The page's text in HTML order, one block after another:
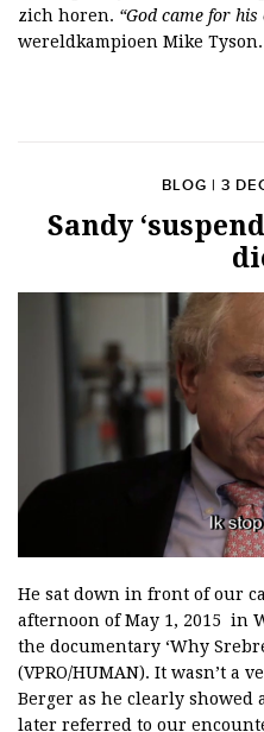
zich horen. “God came for his
wereldkampioen Mike Tyson.
BLOG | 3
Sandy
He sat down in front of our
afternoon of May 1, 2015 in
the documentary ‘Why
(VPRO/HUMAN). It wasn’t a
Berger as he clearly showed
later referred to our